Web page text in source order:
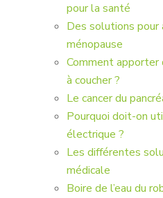
pour la santé
Des solutions
ménopause
Comment apporter
à coucher ?
Le cancer du
Pourquoi doit-on
électrique ?
Les différentes
médicale
Boire de l’eau du